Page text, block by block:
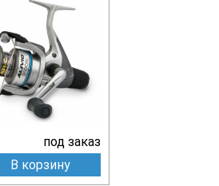
под заказ
В корзину